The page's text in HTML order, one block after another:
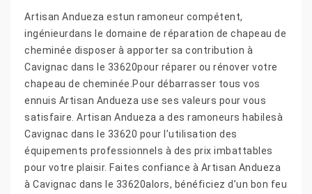
Artisan Andueza estun ramoneur compétent,
ingénieurdans le domaine de réparation de chapeau de
cheminée disposer à apporter sa contribution à
Cavignac dans le 33620pour réparer ou rénover votre
chapeau de cheminée.Pour débarrasser tous vos
ennuis Artisan Andueza use ses valeurs pour vous
satisfaire. Artisan Andueza a des ramoneurs habilesà
Cavignac dans le 33620 pour l’utilisation des
équipements professionnels à des prix imbattables
pour votre plaisir. Faites confiance à Artisan Andueza
à Cavignac dans le 33620alors, bénéficiez d’un bon feu